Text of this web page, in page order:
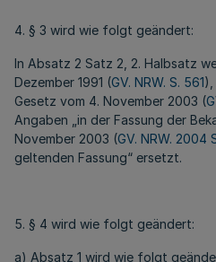
4. § 3 wird wie folgt geändert:
In Absatz 2 Satz 2, 2. Halbsatz
Dezember 1991 (GV. NRW. S. 561),
Gesetz vom 4. November 2003 (
Angaben „in der Fassung der
November 2003 (GV. NRW. 2004
geltenden Fassung“ ersetzt.
5. § 4 wird wie folgt geändert:
a) Absatz 1 wird wie folgt